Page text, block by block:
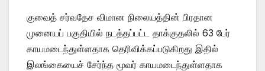
குவைத் சர்வதேச விமான நிலையத்தின் பிரதான
முனையப் பகுதியில் நடத்தப்பட்ட தாக்குதலில் 63 பேர்
காயமடைந்துள்ளதாக தெரிவிக்கப்படுகிறது இதில்
இலங்கையைச் சேர்ந்த மூவர் காயமடைந்துள்ளதாக